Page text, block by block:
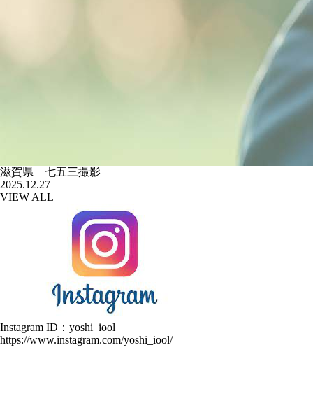
滋賀県 七五三撮影
2025.12.27
VIEW ALL
Instagram ID：yoshi_iool
https://www.instagram.com/yoshi_iool/